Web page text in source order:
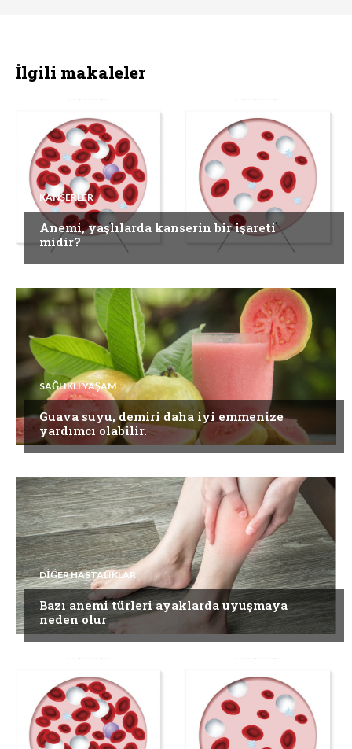
İlgili makaleler
KANSERLER
Anemi, yaşlılarda kanserin bir işareti
midir?
SAĞLIKLI YAŞAM
Guava suyu, demiri daha iyi emmenize
yardımcı olabilir.
DIĞER HASTALIKLAR
Bazı anemi türleri ayaklarda uyuşmaya
neden olur